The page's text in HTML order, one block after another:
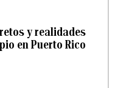
y realidades
en Puerto Rico